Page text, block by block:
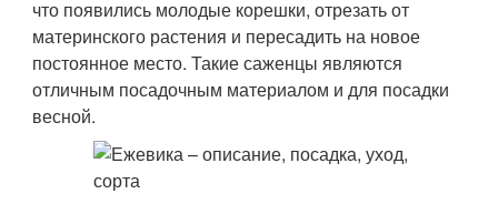
что появились молодые корешки, отрезать от
материнского растения и пересадить на новое
постоянное место. Такие саженцы являются
отличным посадочным материалом и для посадки
весной.